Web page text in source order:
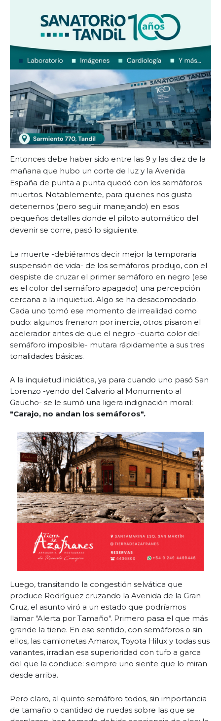
Entonces debe haber sido entre las 9 y las diez de la
mañana que hubo un corte de luz y la Avenida
España de punta a punta quedó con los semáforos
muertos. Notablemente, para quienes nos gusta
detenernos (pero seguir manejando) en esos
pequeños detalles donde el piloto automático del
devenir se corre, pasó lo siguiente.
La muerte -debiéramos decir mejor la temporaria
suspensión de vida- de los semáforos produjo, con el
despiste de cruzar el primer semáforo en negro (ese
es el color del semáforo apagado) una percepción
cercana a la inquietud. Algo se ha desacomodado.
Cada uno tomó ese momento de irrealidad como
pudo: algunos frenaron por inercia, otros pisaron el
acelerador antes de que el negro -cuarto color del
semáforo imposible- mutara rápidamente a sus tres
tonalidades básicas.
A la inquietud iniciática, ya para cuando uno pasó San
Lorenzo -yendo del Calvario al Monumento al
Gaucho- se le sumó una ligera indignación moral:
"Carajo, no andan los semáforos".
Luego, transitando la congestión selvática que
produce Rodríguez cruzando la Avenida de la Gran
Cruz, el asunto viró a un estado que podríamos
llamar "Alerta por Tamaño". Primero pasa el que más
grande la tiene. En ese sentido, con semáforos o sin
ellos, las camionetas Amarox, Toyota Hilux y todas sus
variantes, irradian esa superioridad con tufo a garca
del que la conduce: siempre uno siente que lo miran
desde arriba.
Pero claro, al quinto semáforo todos, sin importancia
de tamaño o cantidad de ruedas sobre las que se